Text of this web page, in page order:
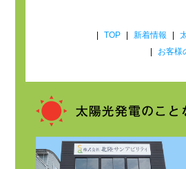
| TOP | 新着情報 |
|
お客様